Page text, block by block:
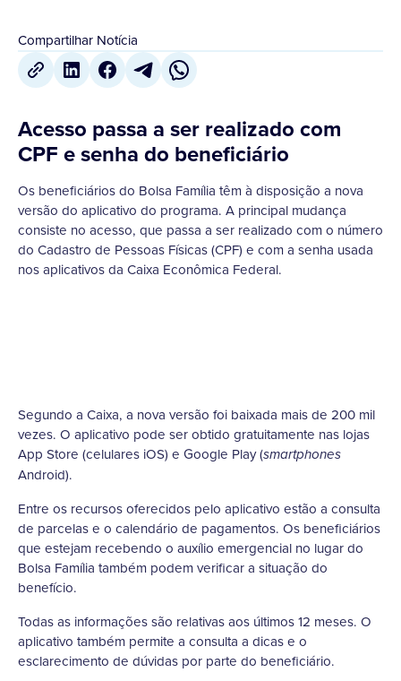
Compartilhar Notícia
Acesso passa a ser realizado com
CPF e senha do beneficiário
Os beneficiários do Bolsa Família têm à disposição a nova
versão do aplicativo do programa. A principal mudança
consiste no acesso, que passa a ser realizado com o número
do Cadastro de Pessoas Físicas (CPF) e com a senha usada
nos aplicativos da Caixa Econômica Federal.
Segundo a Caixa, a nova versão foi baixada mais de 200 mil
vezes. O aplicativo pode ser obtido gratuitamente nas lojas
App Store (celulares iOS) e Google Play (smartphones
Android).
Entre os recursos oferecidos pelo aplicativo estão a consulta
de parcelas e o calendário de pagamentos. Os beneficiários
que estejam recebendo o auxílio emergencial no lugar do
Bolsa Família também podem verificar a situação do
benefício.
Todas as informações são relativas aos últimos 12 meses. O
aplicativo também permite a consulta a dicas e o
esclarecimento de dúvidas por parte do beneficiário.